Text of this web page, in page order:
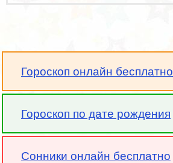
Гороскоп онлайн бесплатно
Гороскоп по дате рождения
Сонники онлайн бесплатно